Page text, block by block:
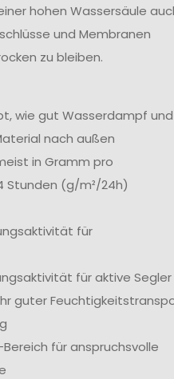
hohen Wassersäule
und Membranen
zu bleiben.
wie gut Wasserdampf und
nach außen
in Gramm pro
Stunden (g/m²/24h)
für
für aktive Segler
guter
für anspruchsvolle